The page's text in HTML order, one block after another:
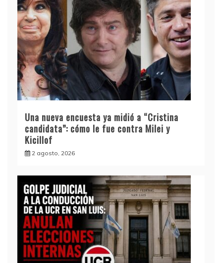
Una nueva encuesta ya midió a “Cristina
candidata”: cómo le fue contra Milei y
Kicillof
2 agosto, 2026